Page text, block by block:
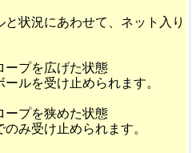
状況にあわせて、ネット入り
ープを広げた状態
ルを受け止められます。
ープを狭めた状態
み受け止められます。